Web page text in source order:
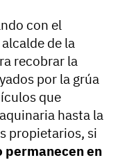
con el
de la
recobrar la
por la grúa
que
hasta la
propietarios, si
permanecen en